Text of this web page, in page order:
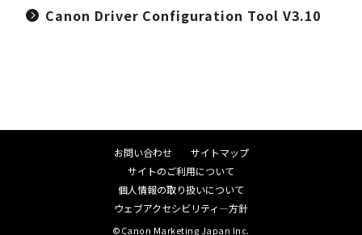
Canon Driver Configuration Tool V3.10
お問い合わせ
サイトマップ
サイトのご利用について
個人情報の取り扱いについて
ウェブアクセシビリティ―方針
©Canon Marketing Japan Inc.